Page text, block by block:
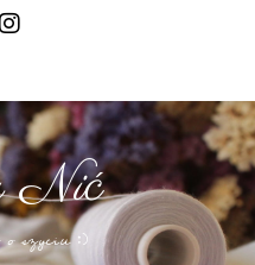
Nić
o szyciu :)